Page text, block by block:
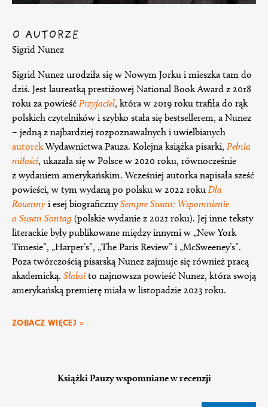
O AUTORZE
Sigrid Nunez
Sigrid Nunez urodziła się w Nowym Jorku i mieszka tam do
dziś. Jest laureatką prestiżowej National Book Award z 2018
roku za powieść Przyjaciel, która w 2019 roku trafiła do rąk
polskich czytelników i szybko stała się bestsellerem, a Nunez
– jedną z najbardziej rozpoznawalnych i uwielbianych
autorekWydawnictwa Pauza. Kolejna książka pisarki, Pełnia
miłości, ukazała się w Polsce w 2020 roku, równocześnie
z wydaniem amerykańskim. Wcześniej autorka napisała sześć
powieści, w tym wydaną po polsku w 2022 roku Dla
Rouenny i esej biograficznySempre Susan: Wspomnienie
o Susan Sontag (polskie wydanie z 2021 roku). Jej inne teksty
literackie były publikowane między innymi w „New York
Timesie”, „Harper’s”, „The Paris Review” i „McSweeney’s”.
Poza twórczością pisarską Nunez zajmuje się również pracą
akademicką. Słabsi to najnowsza powieść Nunez, która swoją
amerykańską premierę miała w listopadzie 2023 roku.
ZOBACZ WIĘCEJ »
Książki Pauzy wspomniane w recenzji